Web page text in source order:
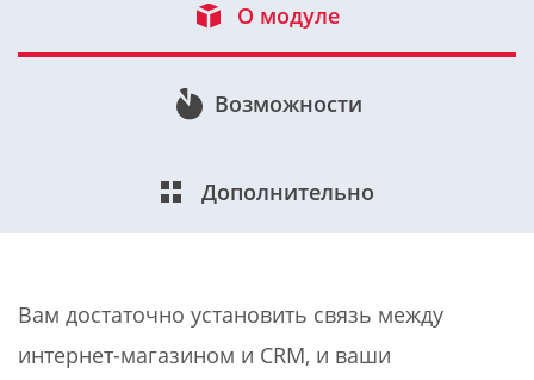
О модуле
Возможности
Дополнительно
Вам достаточно установить связь между
интернет-магазином и CRM, и ваши